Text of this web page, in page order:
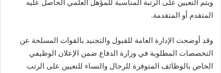
ويتم التعيين على الرتبة المناسبة للمؤهل العلمي الحاصل عليه
المتقدم أو المتقدمة.
وقد أوضحت الإدارة العامة للقبول والتجنيد بالقوات المسلحة عن
التخصصات المطلوبة في وزارة الدفاع ضمن الإعلان الوظيفي
الخاص بالوظائف المتوفرة للرجال والنساء للتعيين على الرتب